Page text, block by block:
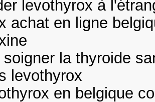
levothyrox à
achat en ligne
la thyroide
levothyrox
en belgique